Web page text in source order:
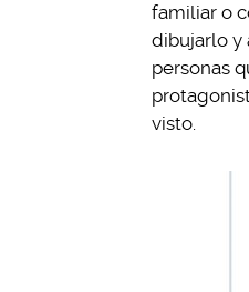
familiar o
dibujarlo y
personas
visto.